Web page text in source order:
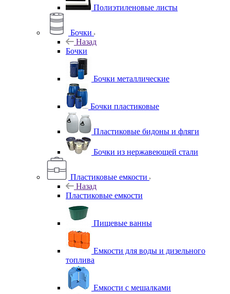
Полиэтиленовые листы
Бочки
Назад
Бочки
Бочки металлические
Бочки пластиковые
Пластиковые бидоны и фляги
Бочки из нержавеющей стали
Пластиковые емкости
Назад
Пластиковые емкости
Пищевые ванны
Емкости для воды и дизельного
топлива
Емкости с мешалками